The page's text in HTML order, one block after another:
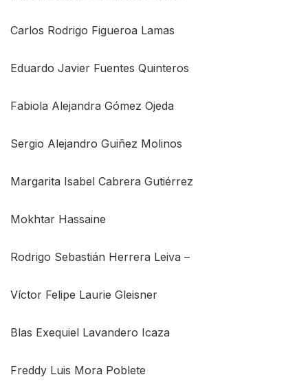
Carlos Rodrigo Figueroa Lamas
Eduardo Javier Fuentes Quinteros
Fabiola Alejandra Gómez Ojeda
Sergio Alejandro Guiñez Molinos
Margarita Isabel Cabrera Gutiérrez
Mokhtar Hassaine
Rodrigo Sebastián Herrera Leiva –
Víctor Felipe Laurie Gleisner
Blas Exequiel Lavandero Icaza
Freddy Luis Mora Poblete